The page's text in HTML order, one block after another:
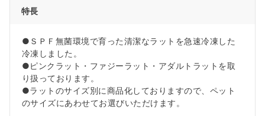
特長
●ＳＰＦ無菌環境で育った清潔なラットを急速冷凍した
冷凍しました。
●ピンクラット・ファジーラット・アダルトラットを取
り扱っております。
●ラットのサイズ別に商品化しておりますので、ペット
のサイズにあわせてお選びいただけます。